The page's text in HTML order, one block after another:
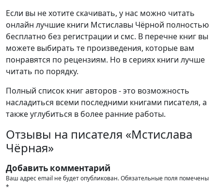
Если вы не хотите скачивать, у нас можно читать
онлайн лучшие книги Мстиславы Чёрной полностью
бесплатно без регистрации и смс. В перечне книг вы
можете выбирать те произведения, которые вам
понравятся по рецензиям. Но в сериях книги лучше
читать по порядку.
Полный список книг авторов - это возможность
насладиться всеми последними книгами писателя, а
также углубиться в более ранние работы.
Отзывы на писателя «Мстислава
Чёрная»
Добавить комментарий
Ваш адрес email не будет опубликован.Обязательные поля помечены
*